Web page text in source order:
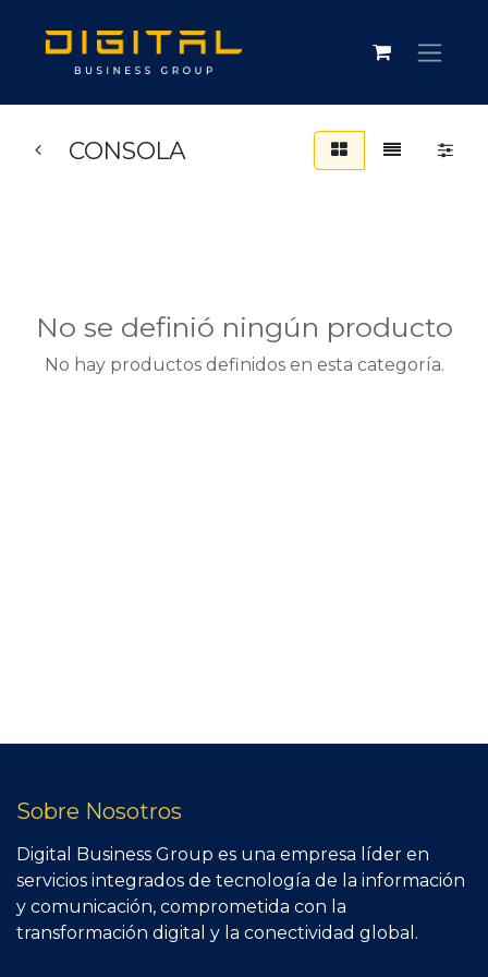
CONSOLA
No se definió ningún producto
No hay productos definidos en esta categoría.
Sobre Nosotros
Digital Business Group es una empresa líder en
servicios integrados de tecnología de la información
y comunicación, comprometida con la
transformación digital y la conectividad global.